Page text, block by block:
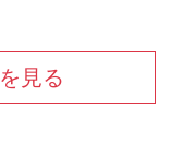
見る